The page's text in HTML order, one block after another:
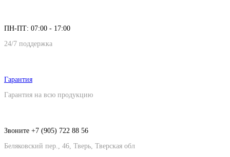
ПН-ПТ: 07:00 - 17:00
24/7 поддержка
Гарантия
Гарантия на всю продукцию
Звоните +7 (905) 722 88 56
Беляковский пер., 46, Тверь, Тверская обл